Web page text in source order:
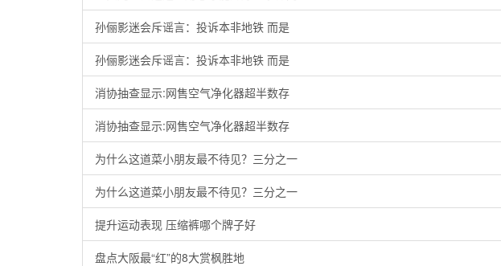
孙俪影迷会斥谣言：投诉本非地铁 而是
孙俪影迷会斥谣言：投诉本非地铁 而是
消协抽查显示:网售空气净化器超半数存
消协抽查显示:网售空气净化器超半数存
为什么这道菜小朋友最不待见？三分之一
为什么这道菜小朋友最不待见？三分之一
提升运动表现 压缩裤哪个牌子好
盘点大阪最“红”的8大赏枫胜地